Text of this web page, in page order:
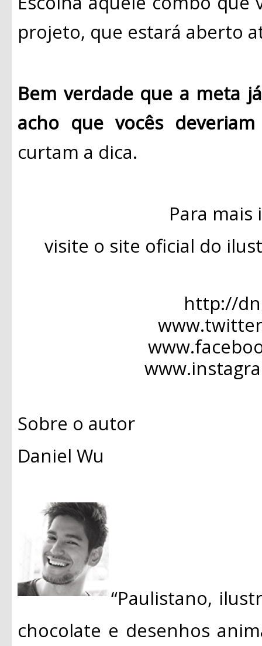
projeto, que estará aberto
Bem verdade que a meta
acho que vocês
curtam a dica.
Para
visite o site oficial do
http://
Sobre o autor
Daniel Wu
“Paulistano,
chocolate e desenhos